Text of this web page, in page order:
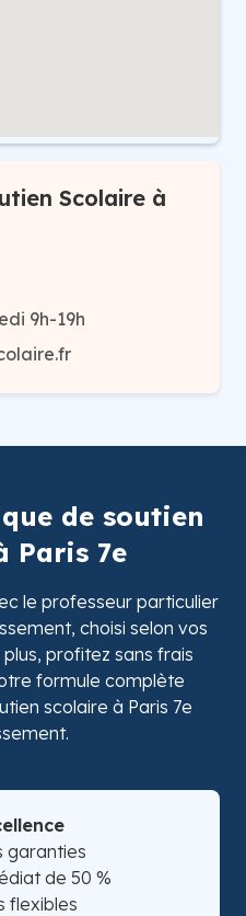
Scolaire à
9h-19h
de soutien
Paris 7e
le professeur particulier
choisi selon vos
profitez sans frais
formule complète
scolaire à Paris 7e
garanties
de 50 %
flexibles